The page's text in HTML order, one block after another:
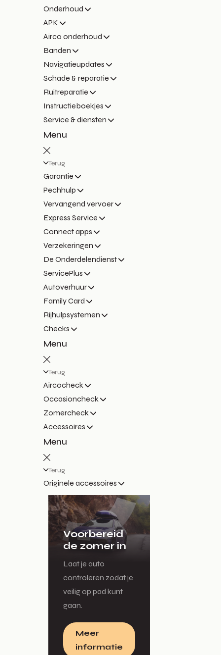
Onderhoud
APK
Airco onderhoud
Banden
Navigatieupdates
Schade & reparatie
Ruitreparatie
Instructieboekjes
Service & diensten
Menu
Terug
Garantie
Pechhulp
Vervangend vervoer
Express Service
Connect apps
Verzekeringen
De Onderdelendienst
ServicePlus
Autoverhuur
Family Card
Rijhulpsystemen
Checks
Menu
Terug
Aircocheck
Occasioncheck
Zomercheck
Accessoires
Menu
Terug
Originele accessoires
Voorbereid
de zomer in
Laat je auto
controleren zodat je
veilig op pad kunt
gaan.
Meer
informatie